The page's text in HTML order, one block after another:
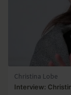
Christina Lobe
Interview: